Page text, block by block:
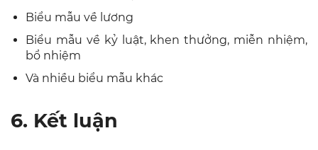
Biểu mẫu về lương
Biểu mẫu về kỷ luật, khen thưởng, miễn nhiệm,
bổ nhiệm
Và nhiều biểu mẫu khác
6. Kết luận